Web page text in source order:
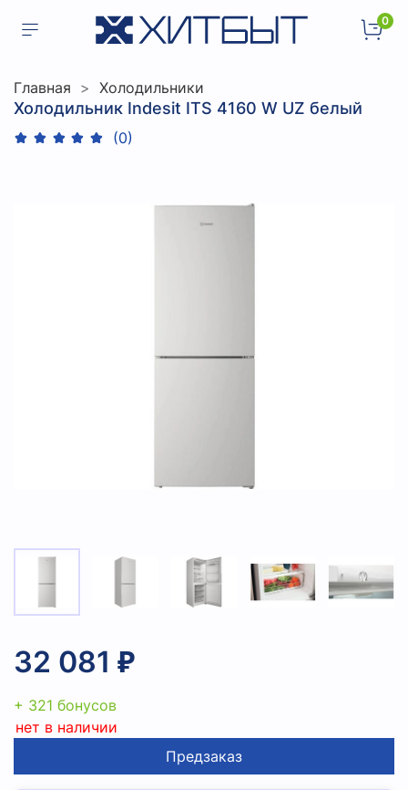
0
Главная Холодильники
Холодильник Indesit ITS 4160 W UZ белый
(0)
32 081 ₽
+ 321 бонусов
нет в наличии
Предзаказ